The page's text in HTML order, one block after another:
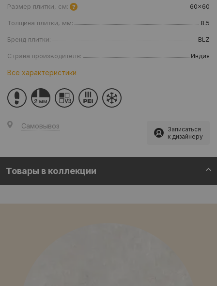
Размер плитки, см: 60x60
Толщина плитки, мм: 8.5
Бренд плитки: BLZ
Страна производителя: Индия
Все характеристики
Самовывоз
Записаться
к дизайнеру
Товары в коллекции